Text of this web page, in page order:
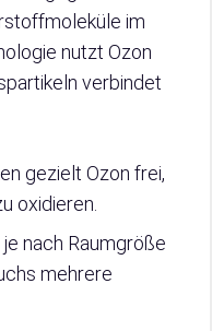
im
nutzt Ozon
verbindet
gezielt Ozon frei,
oxidieren.
nach Raumgröße
mehrere